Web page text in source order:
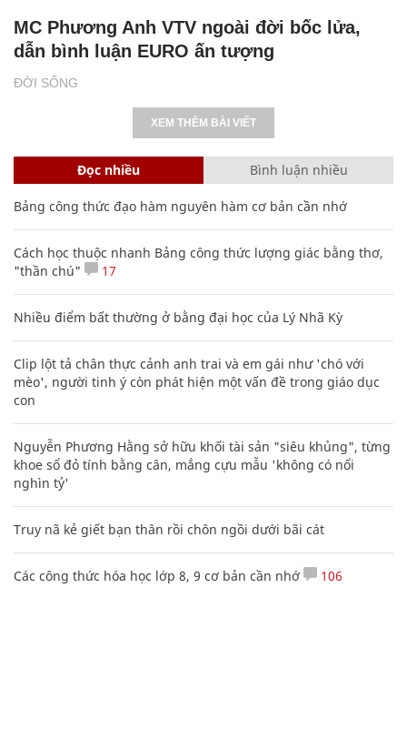
ĐỜI SỐNG
MC Phương Anh VTV ngoài đời bốc lửa,
dẫn bình luận EURO ấn tượng
XEM THÊM BÀI VIẾT
Đọc nhiều Bình luận nhiều
Bảng công thức đạo hàm nguyên hàm cơ bản cần nhớ
Cách học thuộc nhanh Bảng công thức lượng giác bằng thơ,
"thần chú"
17
Nhiều điểm bất thường ở bằng đại học của Lý Nhã Kỳ
Clip lột tả chân thực cảnh anh trai và em gái như 'chó với
mèo', người tinh ý còn phát hiện một vấn đề trong giáo dục
con
Nguyễn Phương Hằng sở hữu khối tài sản "siêu khủng", từng
khoe sổ đỏ tính bằng cân, mắng cựu mẫu 'không có nổi
nghìn tỷ'
Truy nã kẻ giết bạn thân rồi chôn ngồi dưới bãi cát
Các công thức hóa học lớp 8, 9 cơ bản cần nhớ 106